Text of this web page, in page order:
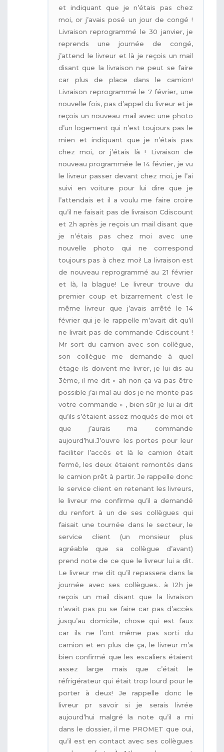
et indiquant que je n’étais pas chez
moi, or j’avais posé un jour de congé !
Livraison reprogrammé le 30 janvier, je
reprends une journée de congé,
j’attend le livreur et là je reçois un mail
disant que la livraison ne peut se faire
car plus de place dans le camion!
Livraison reprogrammé le 7 février, une
nouvelle fois, pas d’appel du livreur et je
reçois un nouveau mail avec une photo
d’un logement qui n’est toujours pas le
mien et indiquant que je n’étais pas
chez moi, or j’étais là ! Livraison de
nouveau programmée le 14 février, je vu
le livreur passer devant chez moi, je l’ai
suivi en voiture pour lui dire que je
l’attendais et il a voulu me faire croire
qu’il ne faisait pas de livraison Cdiscount
et 2h après je reçois un mail disant que
je n’étais pas chez moi avec une
nouvelle photo qui ne correspond
toujours pas à chez moi! La livraison est
de nouveau reprogrammé au 21 février
et là, la blague! Le livreur trouve du
premier coup et bizarrement c’est le
même livreur que j’avais arrêté le 14
février qui je le rappelle m’avait dit qu’il
ne livrait pas de commande Cdiscount !
Mr sort du camion avec son collègue,
son collègue me demande à quel
étage ils doivent me livrer, je lui dis au
3ème, il me dit « ah non ça va pas être
possible j’ai mal au dos je ne monte pas
votre commande » , bien sûr je lui ai dit
qu’ils s’étaient assez moqués de moi et
que j’aurais ma commande
aujourd’hui.J’ouvre les portes pour leur
faciliter l’accès et là le camion était
fermé, les deux étaient remontés dans
le camion prêt à partir. Je rappelle donc
le service client en retenant les livreurs,
le livreur me confirme qu’il a demandé
du renfort à un de ses collègues qui
faisait une tournée dans le secteur, le
service client (un monsieur plus
agréable que sa collègue d’avant)
prend note de ce que le livreur lui a dit.
Le livreur me dit qu’il repassera dans la
journée avec ses collègues.. à 12h je
reçois un mail disant que la livraison
n’avait pas pu se faire car pas d’accès
jusqu’au domicile, chose qui est faux
car ils ne l’ont même pas sorti du
camion et en plus de ça, le livreur m’a
bien confirmé que les escaliers étaient
assez large mais que c’était le
réfrigérateur qui était trop lourd pour le
porter à deux! Je rappelle donc le
livreur pr savoir si je serais livrée
aujourd’hui malgré la note qu’il a mi
dans le dossier, il me PROMET que oui,
qu’il est en contact avec ses collègues